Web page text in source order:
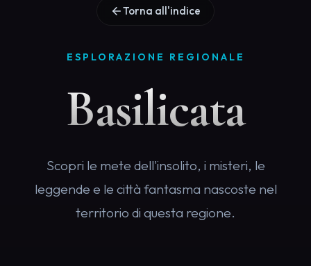
Torna all'indice
ESPLORAZIONE REGIONALE
Basilicata
Scopri le mete dell'insolito, i misteri, le
leggende e le città fantasma nascoste nel
territorio di questa regione.